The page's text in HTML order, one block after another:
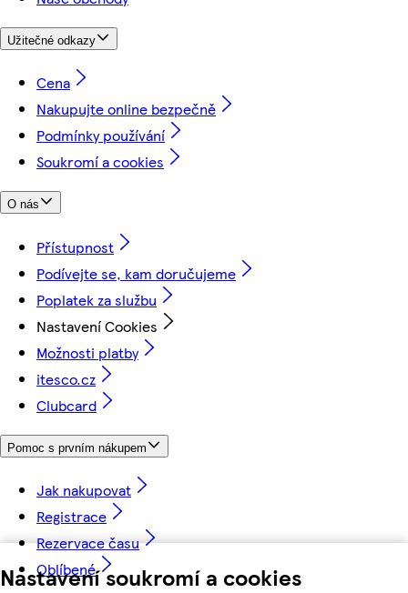
Nastavení soukromí a cookies
Užitečné odkazy
Cena
Nakupujte online bezpečně
Podmínky používání
Soukromí a cookies
O nás
Přístupnost
Podívejte se, kam doručujeme
Poplatek za službu
Nastavení Cookies
Možnosti platby
itesco.cz
Clubcard
Pomoc s prvním nákupem
Jak nakupovat
Registrace
Rezervace času
Oblíbené